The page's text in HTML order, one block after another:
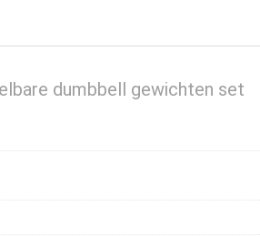
dumbbell gewichten set